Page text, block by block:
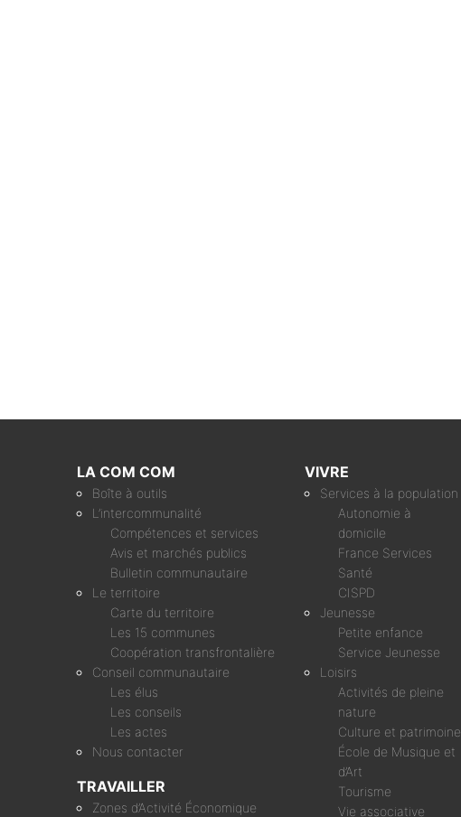
LA COM COM
Boîte à outils
L’intercommunalité
Compétences et services
Avis et marchés publics
Bulletin communautaire
Le territoire
Carte du territoire
Les 15 communes
Coopération transfrontalière
Conseil communautaire
Les élus
Les conseils
Les actes
Nous contacter
TRAVAILLER
Zones d’Activité Économique
VIVRE
Services à la population
Autonomie à
domicile
France Services
Santé
CISPD
Jeunesse
Petite enfance
Service Jeunesse
Loisirs
Activités de pleine
nature
Culture et patrimoine
École de Musique et
d’Art
Tourisme
Vie associative